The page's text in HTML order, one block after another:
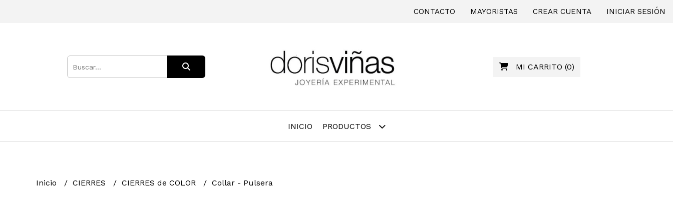
CONTACTO MAYORISTAS CREAR CUENTA INICIAR SESIÓN
MI CARRITO (0)
INICIO PRODUCTOS
Inicio CIERRES CIERRES de COLOR Collar - Pulsera